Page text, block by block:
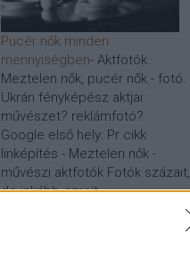
Pucér nők minden
mennyiségben- Aktfotók.
Meztelen nők, pucér nők - fotó.
Ukrán fényképész aktjai:
művészet? reklámfotó?
Google első hely: Pr cikk
linképítés - Meztelen nők -
művészi aktfotók Fotók százait,
de inkább ezreit...